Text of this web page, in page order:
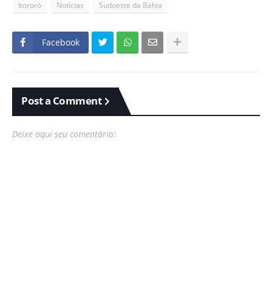
Itororó Notícias Sudoeste da Bahia
Facebook
Post a Comment
Deixe aqui seu comentário: